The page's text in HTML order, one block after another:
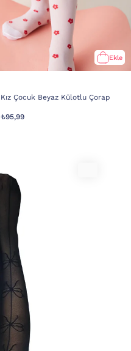
Ekle
Kız Çocuk Beyaz Külotlu Çorap
₺95,99